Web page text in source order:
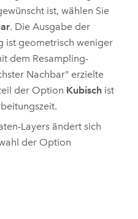
ist, wählen Sie
. Die Ausgabe der
ist geometrisch weniger
dem Resampling-
Nachbar" erzielte
der Option Kubisch ist
Layers ändert sich
der Option